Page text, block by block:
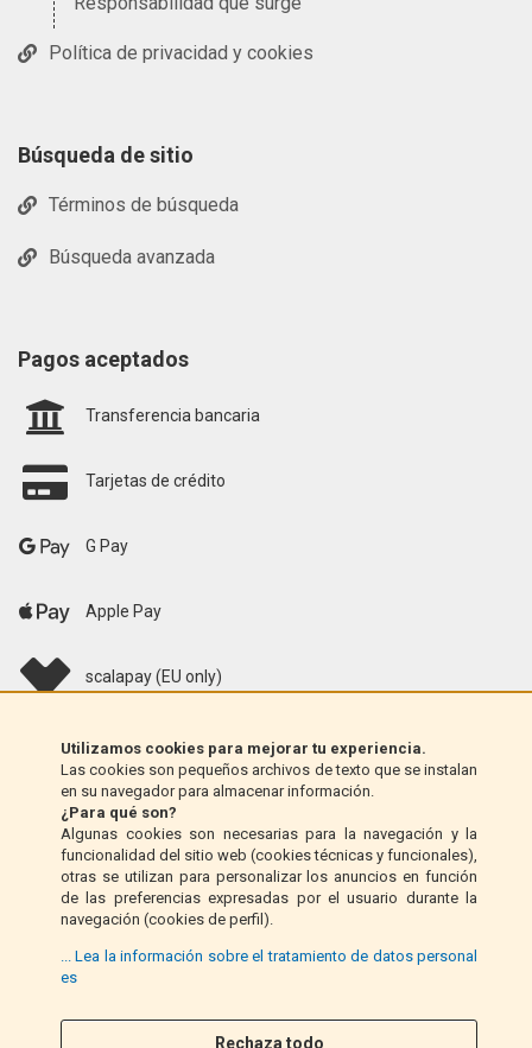
Utilizamos cookies para mejorar tu experiencia.
Las cookies son pequeños archivos de texto que se instalan
en su navegador para almacenar información.
¿Para qué son?
Algunas cookies son necesarias para la navegación y la
funcionalidad del sitio web (cookies técnicas y funcionales),
otras se utilizan para personalizar los anuncios en función
de las preferencias expresadas por el usuario durante la
navegación (cookies de perfil).
... Lea la información sobre el tratamiento de datos personal
es
Rechaza todo
Política de privacidad y cookies
Búsqueda de sitio
Términos de búsqueda
Búsqueda avanzada
Pagos aceptados
Transferencia bancaria
Tarjetas de crédito
G Pay
Apple Pay
scalapay (EU only)
Klarna (solo UE)
Giro postal (solo Italia)
Contra reembolso (solo Italia)